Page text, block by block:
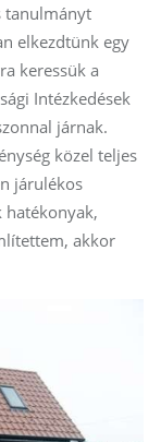
tanulmányt
elkezdtünk egy
keressük a
Intézkedések
járnak.
közel teljes
járulékos
hatékonyak,
akkor